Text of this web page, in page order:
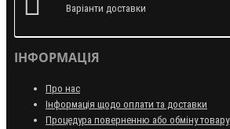
Варіанти доставки
ІНФОРМАЦІЯ
Про нас
Інформація щодо оплати та доставки
Процедура поверненню або обміну товару